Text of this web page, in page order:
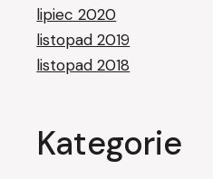
lipiec 2020
listopad 2019
listopad 2018
Kategorie